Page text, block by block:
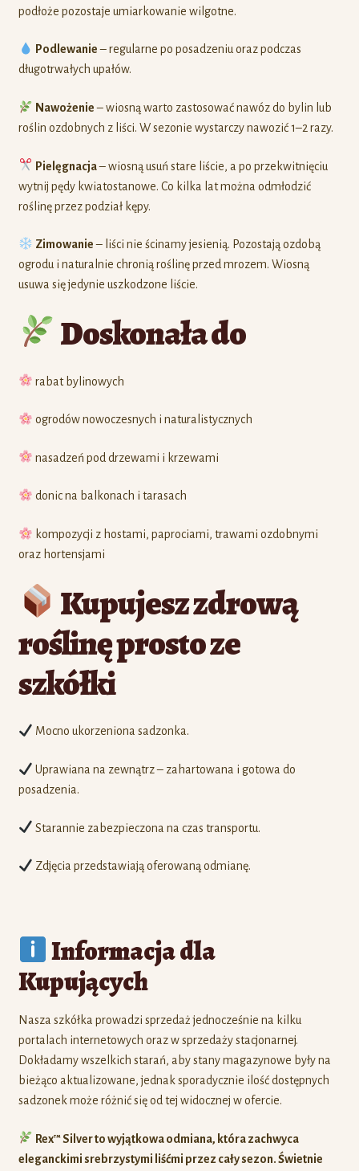
podłoże pozostaje umiarkowanie wilgotne.
Podlewanie– regularne po posadzeniu oraz podczas
długotrwałych upałów.
Nawożenie– wiosną warto zastosować nawóz do bylin lub
roślin ozdobnych z liści. W sezonie wystarczy nawozić 1–2 razy.
Pielęgnacja– wiosną usuń stare liście, a po przekwitnięciu
wytnij pędy kwiatostanowe. Co kilka lat można odmłodzić
roślinę przez podział kępy.
Zimowanie– liści nie ścinamy jesienią. Pozostają ozdobą
ogrodu i naturalnie chronią roślinę przed mrozem. Wiosną
usuwa się jedynie uszkodzone liście.
Doskonała do
rabat bylinowych
ogrodów nowoczesnych i naturalistycznych
nasadzeń pod drzewami i krzewami
donic na balkonach i tarasach
kompozycji z hostami, paprociami, trawami ozdobnymi
oraz hortensjami
Kupujesz zdrową
roślinę prosto ze
szkółki
Mocno ukorzeniona sadzonka.
Uprawiana na zewnątrz – zahartowana i gotowa do
posadzenia.
Starannie zabezpieczona na czas transportu.
Zdjęcia przedstawiają oferowaną odmianę.
Informacja dla
Kupujących
Nasza szkółka prowadzi sprzedaż jednocześnie na kilku
portalach internetowych oraz w sprzedaży stacjonarnej.
Dokładamy wszelkich starań, aby stany magazynowe były na
bieżąco aktualizowane, jednak sporadycznie ilość dostępnych
sadzonek może różnić się od tej widocznej w ofercie.
Rex™ Silver to wyjątkowa odmiana, która zachwyca
eleganckimi srebrzystymi liśćmi przez cały sezon. Świetnie